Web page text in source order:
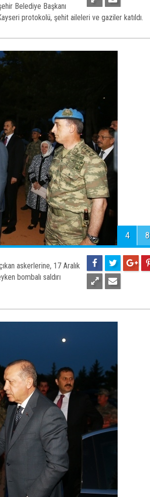
Belediye Başkanı
protokolü, şehit aileleri ve gaziler katıldı.
4 8
askerlerine, 17 Aralık
bombalı saldırı